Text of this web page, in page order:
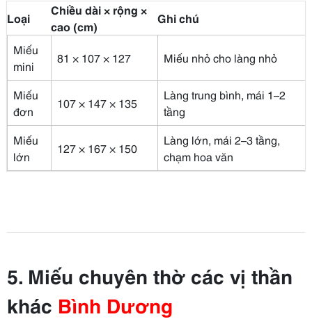
Loại
Chiều dài × rộng ×
cao (cm)
Ghi chú
Miếu
mini
81 × 107 × 127 Miếu nhỏ cho làng nhỏ
Miếu
đơn
107 × 147 × 135
Làng trung bình, mái 1–2
tầng
Miếu
lớn
127 × 167 × 150
Làng lớn, mái 2–3 tầng,
chạm hoa văn
5. Miếu chuyên thờ các vị thần
khác Bình Dương